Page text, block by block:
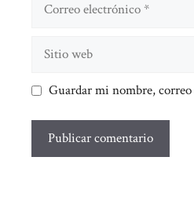
Guardar mi nombre,